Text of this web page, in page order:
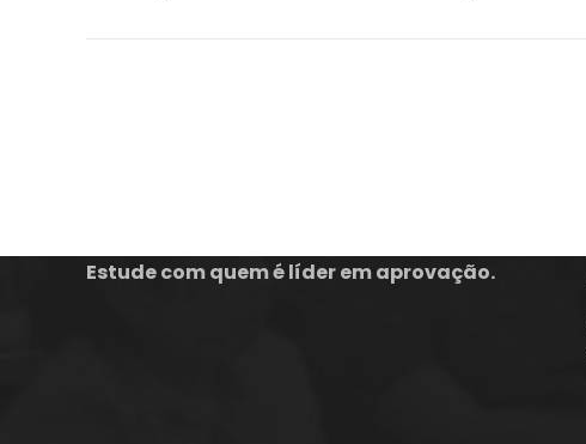
Estude com quem é líder em aprovação.